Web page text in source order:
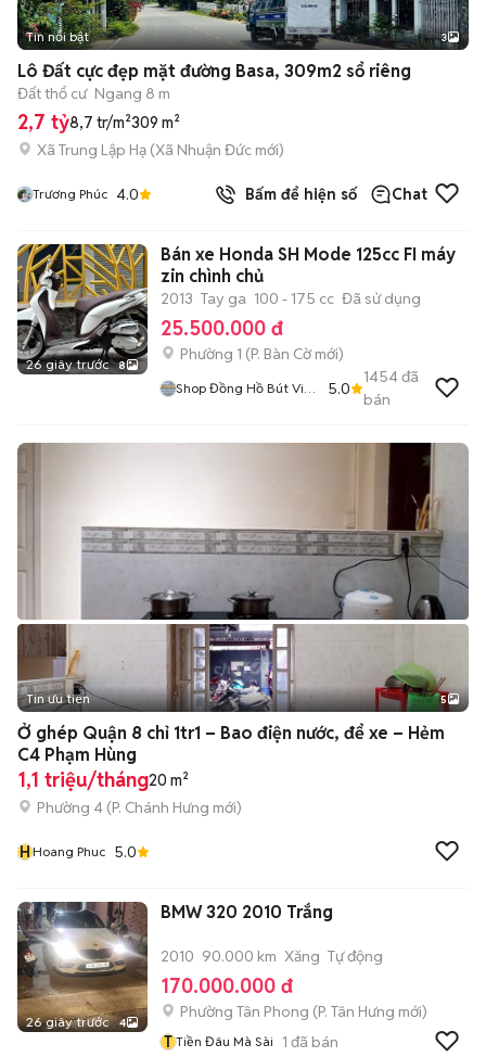
Tin nổi bật 3
Lô Đất cực đẹp mặt đường Basa, 309m2 sổ riêng
Đất thổ cư Ngang 8 m
2,7 tỷ8,7 tr/m²309 m²
Xã Trung Lập Hạ (Xã Nhuận Đức mới)
Trương Phúc 4.0 Bấm để hiện số Chat
26 giây trước 8
Bán xe Honda SH Mode 125cc FI máy
zin chình chủ
2013 Tay ga 100 - 175 cc Đã sử dụng
25.500.000 đ
Phường 1 (P. Bàn Cờmới)
Shop Đồng Hồ Bút Viết
5.0
1454đã
bán
Tin ưu tiên 5
Ở ghép Quận 8 chỉ 1tr1 – Bao điện nước, để xe – Hẻm
C4 Phạm Hùng
1,1 triệu/tháng20 m²
Phường 4 (P. Chánh Hưng mới)
HHoang Phuc 5.0
26 giây trước 4
BMW 320 2010 Trắng
2010 90.000 km Xăng Tự động
170.000.000 đ
Phường Tân Phong (P. Tân Hưng mới)
T Tiền Đâu Mà Sài 1 đã bán